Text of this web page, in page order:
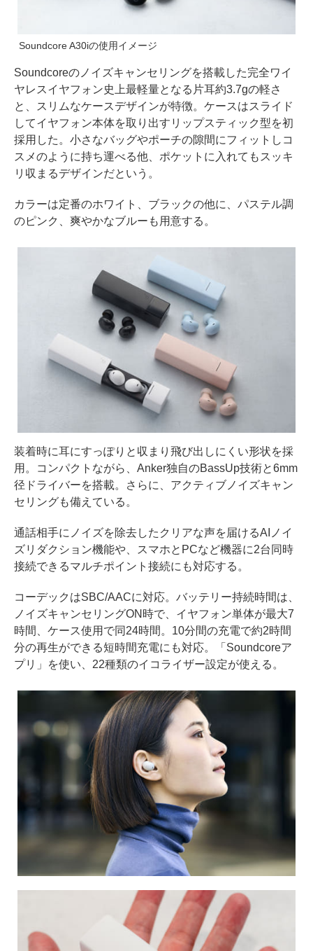
Soundcore A30iの使用イメージ
Soundcoreのノイズキャンセリングを搭載した完全ワイ
ヤレスイヤフォン史上最軽量となる片耳約3.7gの軽さ
と、スリムなケースデザインが特徴。ケースはスライド
してイヤフォン本体を取り出すリップスティック型を初
採用した。小さなバッグやポーチの隙間にフィットしコ
スメのように持ち運べる他、ポケットに入れてもスッキ
リ収まるデザインだという。
カラーは定番のホワイト、ブラックの他に、パステル調
のピンク、爽やかなブルーも用意する。
装着時に耳にすっぽりと収まり飛び出しにくい形状を採
用。コンパクトながら、Anker独自のBassUp技術と6mm
径ドライバーを搭載。さらに、アクティブノイズキャン
セリングも備えている。
通話相手にノイズを除去したクリアな声を届けるAIノイ
ズリダクション機能や、スマホとPCなど機器に2台同時
接続できるマルチポイント接続にも対応する。
コーデックはSBC/AACに対応。バッテリー持続時間は、
ノイズキャンセリングON時で、イヤフォン単体が最大7
時間、ケース使用で同24時間。10分間の充電で約2時間
分の再生ができる短時間充電にも対応。「Soundcoreア
プリ」を使い、22種類のイコライザー設定が使える。